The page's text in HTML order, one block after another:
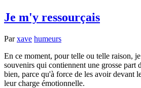
Je m'y ressourçais
Parxave humeurs
En ce moment, pour telle ou telle raison,
souvenirs qui contiennent une grosse part
bien, parce qu'à force de les avoir devant
leur charge émotionnelle.